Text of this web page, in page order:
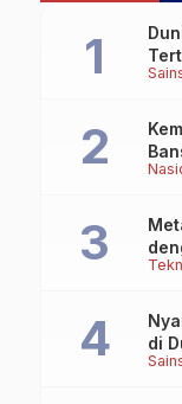
di